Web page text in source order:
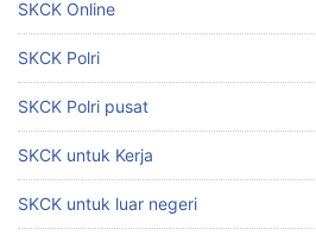
SKCK Online
SKCK Polri
SKCK Polri pusat
SKCK untuk Kerja
SKCK untuk luar negeri